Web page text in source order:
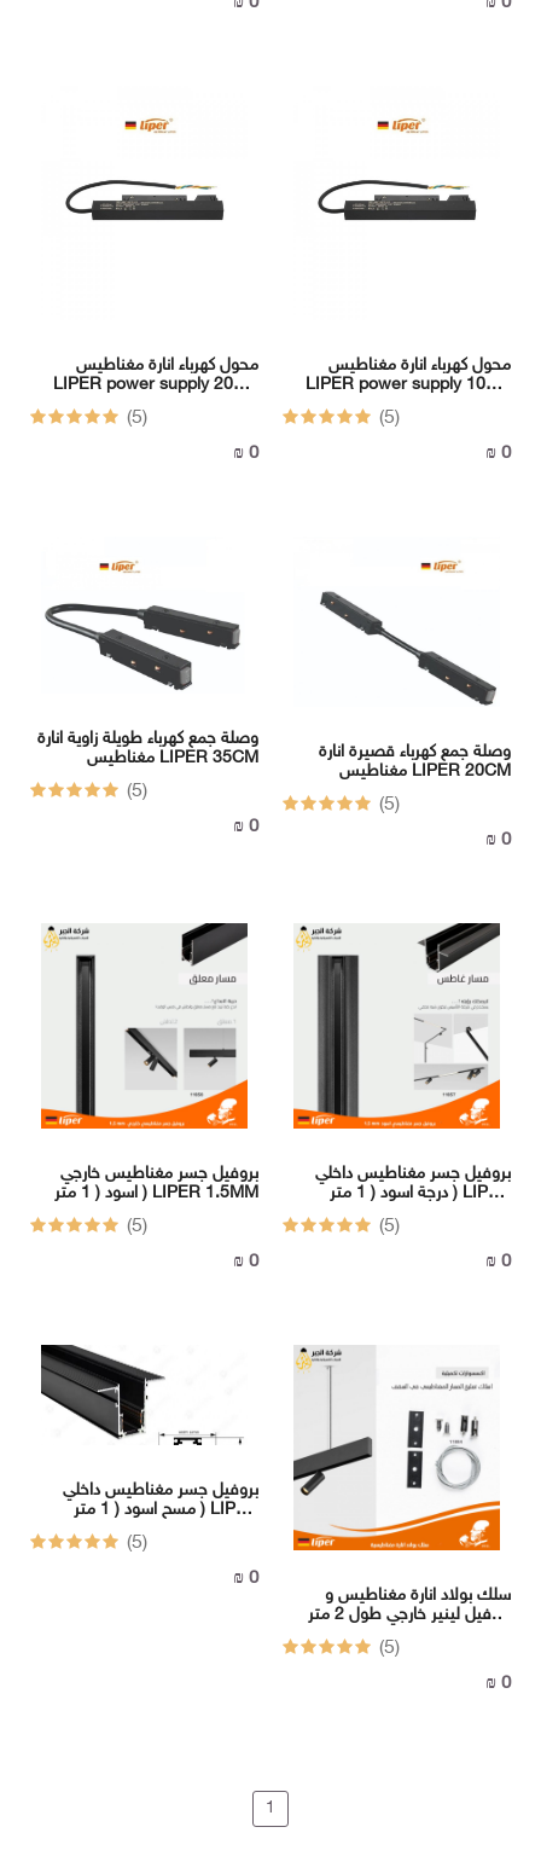
محول كهرباء انارة مغناطيس
LIPER power supply 200W
(5)
0 ₪
محول كهرباء انارة مغناطيس
LIPER power supply 100W
(5)
0 ₪
وصلة جمع كهرباء طويلة زاوية انارة
مغناطيس LIPER 35CM
(5)
0 ₪
وصلة جمع كهرباء قصيرة انارة
مغناطيس LIPER 20CM
(5)
0 ₪
بروفيل جسر مغناطيس خارجي
اسود ( 1 متر ) LIPER 1.5MM
(5)
0 ₪
بروفيل جسر مغناطيس داخلي
درجة اسود ( 1 متر ) LIPER
(5)
0 ₪
بروفيل جسر مغناطيس داخلي
مسح اسود ( 1 متر ) LIPER
(5)
0 ₪
سلك بولاد انارة مغناطيس و
بروفيل لينير خارجي طول 2 متر
(5)
0 ₪
1